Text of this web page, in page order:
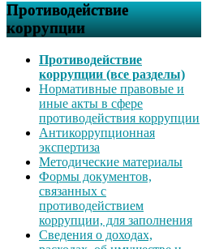
Противодействие
коррупции
Противодействие
коррупции (все разделы)
Нормативные правовые и
иные акты в сфере
противодействия коррупции
Антикоррупционная
экспертиза
Методические материалы
Формы документов,
связанных с
противодействием
коррупции, для заполнения
Сведения о доходах,